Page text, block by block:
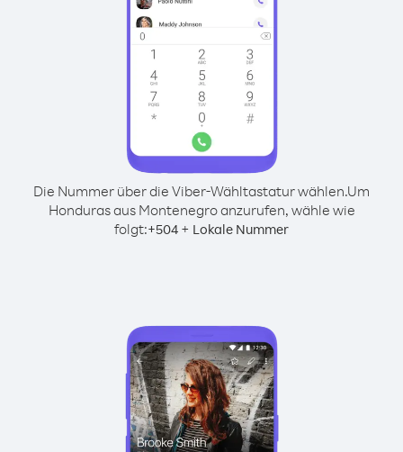
Die Nummer über die Viber-Wähltastatur wählen.Um
Honduras aus Montenegro anzurufen, wähle wie
folgt:+504 + Lokale Nummer